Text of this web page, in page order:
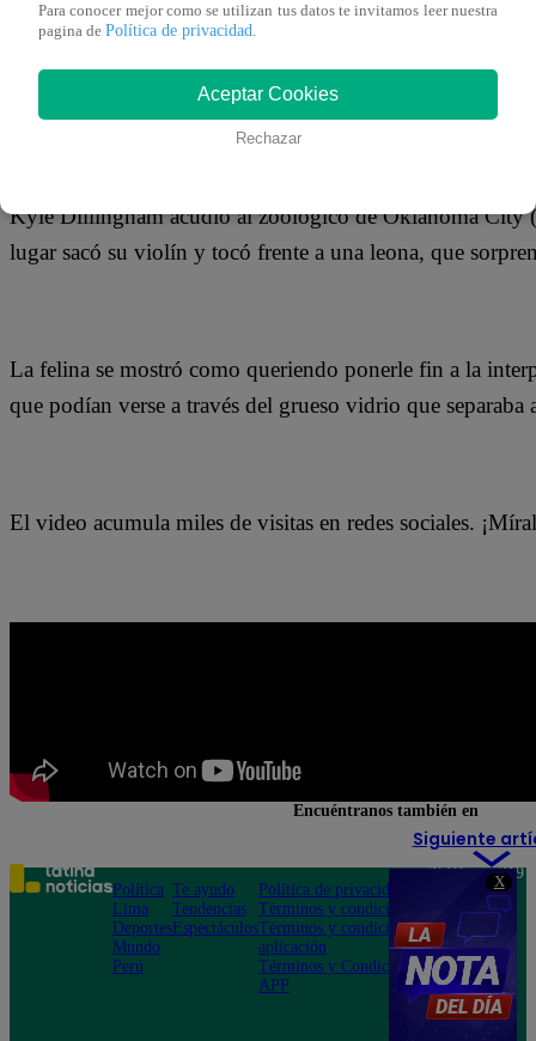
X
grabación del hecho se viralizó rápidamente en las redes
Kyle Dillingham acudió al zoológico de Oklahoma City
lugar sacó su violín y tocó frente a una leona, que
La felina se mostró como queriendo ponerle fin a la
que podían verse a través del grueso vidrio que separaba
El video acumula miles de visitas en redes sociales.
Siguiente
Para conocer mejor como se utilizan tus datos te invitamos leer nuestra
pagina de Política de privacidad
Aceptar Cookies
Rechazar
Encuéntranos también en
Política
Lima
Deportes
Mundo
Perú
Te ayudo
Tendencias
Espectáculos
Política de privacidad
Términos y condiciones
Términos y condiciones
aplicación
Términos y Condiciones
APP
Teléfono: 219
Av. San
Felipe 968
Jesús María